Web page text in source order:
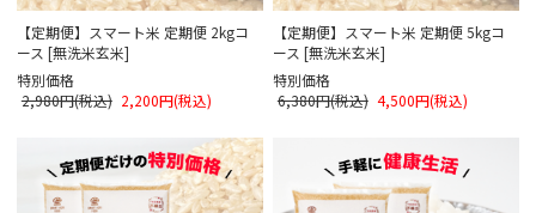
【定期便】スマート米 定期便 2kgコ
ース [無洗米玄米]
特別価格
2,980円(税込) 2,200円(税込)
【定期便】スマート米 定期便 5kgコ
ース [無洗米玄米]
特別価格
6,380円(税込) 4,500円(税込)